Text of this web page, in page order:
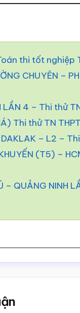
thi tốt
CHUYÊN –
LẦN 4 – Thi thử
Thi thử TN
– L2 –
(T5) –
– QUẢNG NINH